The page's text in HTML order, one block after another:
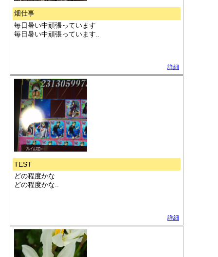
畑仕事
毎日暑い中頑張っています
毎日暑い中頑張っています..
詳細
TEST
どの程度かな
どの程度かな..
詳細